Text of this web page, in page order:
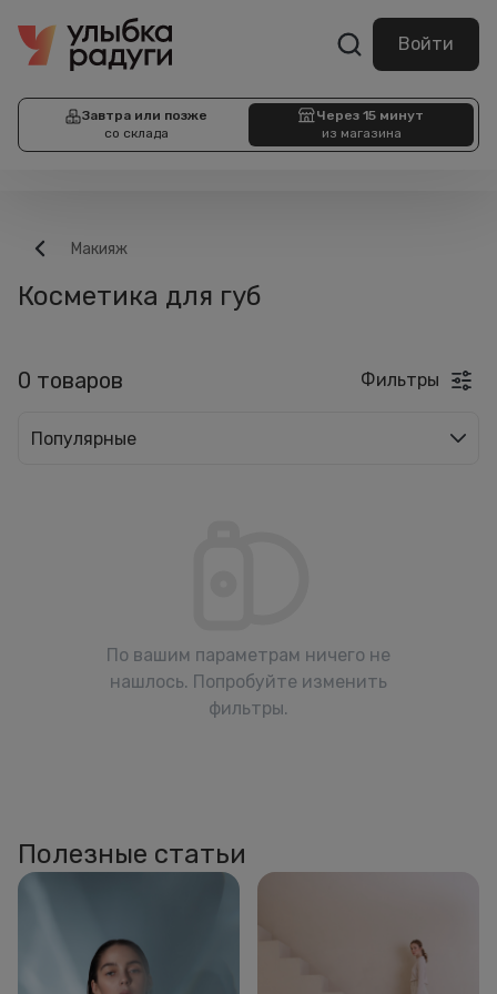
Войти
Завтра или позже
со склада
Через 15 минут
из магазина
Макияж
Косметика для губ
0 товаров Фильтры
Популярные
По вашим параметрам ничего не
нашлось. Попробуйте изменить
фильтры.
Полезные статьи